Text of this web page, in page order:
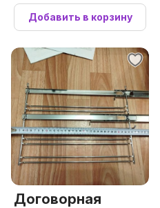
Добавить в корзину
Договорная